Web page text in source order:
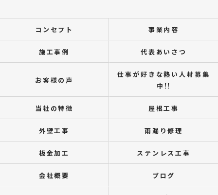
コンセプト 事業内容
施工事例 代表あいさつ
お客様の声
仕事が好きな熱い人材募集
中!!
当社の特徴 屋根工事
外壁工事 雨漏り修理
板金加工 ステンレス工事
会社概要 ブログ